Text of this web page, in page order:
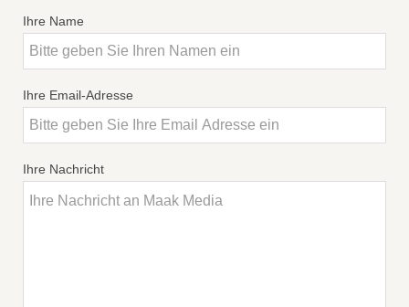
Ihre Name
Ihre Email-Adresse
Ihre Nachricht